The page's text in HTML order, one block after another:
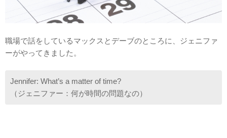
職場で話をしているマックスとデーブのところに、ジェニファ
ーがやってきました。
Jennifer: What’s a matter of time?
（ジェニファー：何が時間の問題なの）